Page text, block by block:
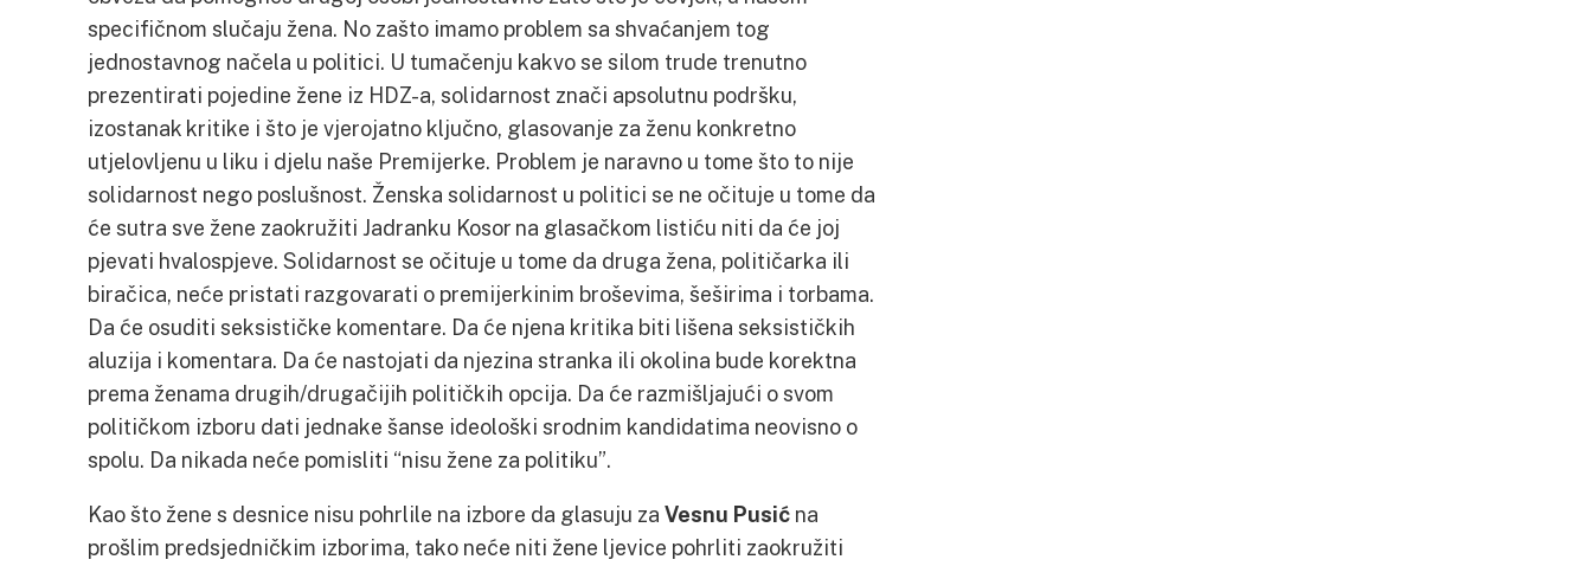
specifičnom slučaju žena. No zašto imamo problem sa shvaćanjem tog
jednostavnog načela u politici. U tumačenju kakvo se silom trude trenutno
prezentirati pojedine žene iz HDZ-a, solidarnost znači apsolutnu podršku,
izostanak kritike i što je vjerojatno ključno, glasovanje za ženu konkretno
utjelovljenu u liku i djelu naše Premijerke. Problem je naravno u tome što to nije
solidarnost nego poslušnost. Ženska solidarnost u politici se ne očituje u tome da
će sutra sve žene zaokružiti Jadranku Kosor na glasačkom listiću niti da će joj
pjevati hvalospjeve. Solidarnost se očituje u tome da druga žena, političarka ili
biračica, neće pristati razgovarati o premijerkinim broševima, šeširima i torbama.
Da će osuditi seksističke komentare. Da će njena kritika biti lišena seksističkih
aluzija i komentara. Da će nastojati da njezina stranka ili okolina bude korektna
prema ženama drugih/drugačijih političkih opcija. Da će razmišljajući o svom
političkom izboru dati jednake šanse ideološki srodnim kandidatima neovisno o
spolu. Da nikada neće pomisliti “nisu žene za politiku”.
Kao što žene s desnice nisu pohrlile na izbore da glasuju za Vesnu Pusić na
prošlim predsjedničkim izborima, tako neće niti žene ljevice pohrliti zaokružiti